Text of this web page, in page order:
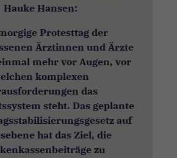
Hauke Hansen:
Protesttag der
Ärztinnen und Ärzte
mehr vor Augen, vor
komplexen
das
steht. Das geplante
auf
hat das Ziel, die
zu